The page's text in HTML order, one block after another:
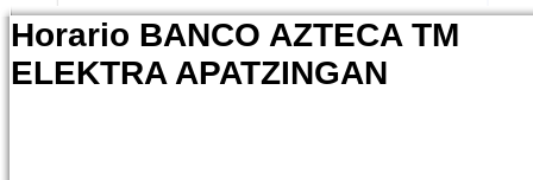
Horario BANCO AZTECA TM
ELEKTRA APATZINGAN